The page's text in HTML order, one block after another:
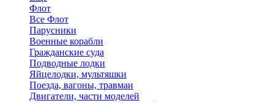
Флот
Все Флот
Парусники
Военные корабли
Гражданские суда
Подводные лодки
Яйцелодки, мультяшки
Поезда, вагоны, травмаи
Двигатели, части моделей